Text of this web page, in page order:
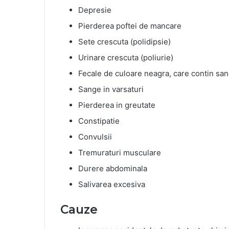
Depresie
Pierderea poftei de mancare
Sete crescuta (polidipsie)
Urinare crescuta (poliurie)
Fecale de culoare neagra, care contin
Sange in varsaturi
Pierderea in greutate
Constipatie
Convulsii
Tremuraturi musculare
Durere abdominala
Salivarea excesiva
Cauze